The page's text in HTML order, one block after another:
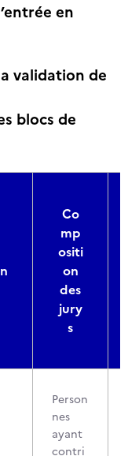
en
validation de
blocs de
Co
mp
ositi
on
des
jury
s
Person
nes
ayant
contri